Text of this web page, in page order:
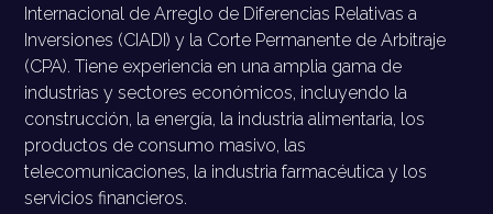
Internacional de Arreglo de Diferencias Relativas a
Inversiones (CIADI) y la Corte Permanente de Arbitraje
(CPA). Tiene experiencia en una amplia gama de
industrias y sectores económicos, incluyendo la
construcción, la energía, la industria alimentaria, los
productos de consumo masivo, las
telecomunicaciones, la industria farmacéutica y los
servicios financieros.